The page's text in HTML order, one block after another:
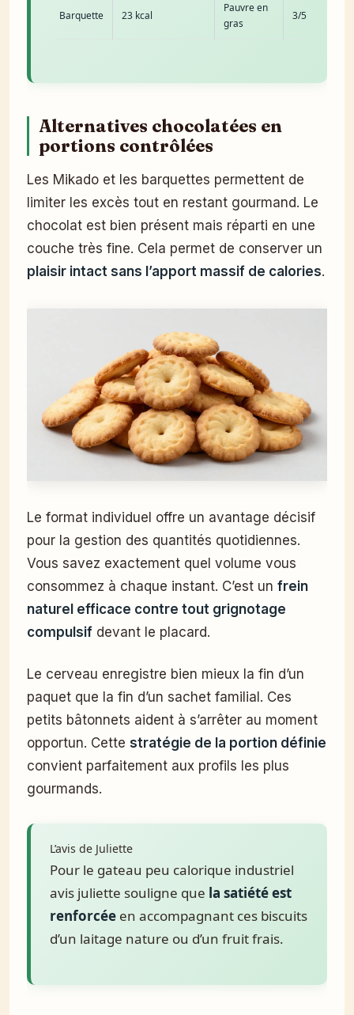
Barquette 23 kcal
Pauvre en
gras
3/5
Alternatives chocolatées en
portions contrôlées
Les Mikado et les barquettes permettent de
limiter les excès tout en restant gourmand. Le
chocolat est bien présent mais réparti en une
couche très fine. Cela permet de conserver un
plaisir intact sans l’apport massif de calories.
Le format individuel offre un avantage décisif
pour la gestion des quantités quotidiennes.
Vous savez exactement quel volume vous
consommez à chaque instant. C’est un frein
naturel efficace contre tout grignotage
compulsif devant le placard.
Le cerveau enregistre bien mieux la fin d’un
paquet que la fin d’un sachet familial. Ces
petits bâtonnets aident à s’arrêter au moment
opportun. Cette stratégie de la portion définie
convient parfaitement aux profils les plus
gourmands.
L’avis de Juliette
Pour le gateau peu calorique industriel
avis juliette souligne que la satiété est
renforcée en accompagnant ces biscuits
d’un laitage nature ou d’un fruit frais.